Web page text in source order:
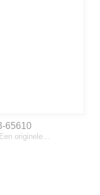
65610
originele…